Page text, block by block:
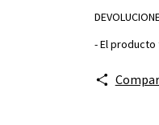
- El